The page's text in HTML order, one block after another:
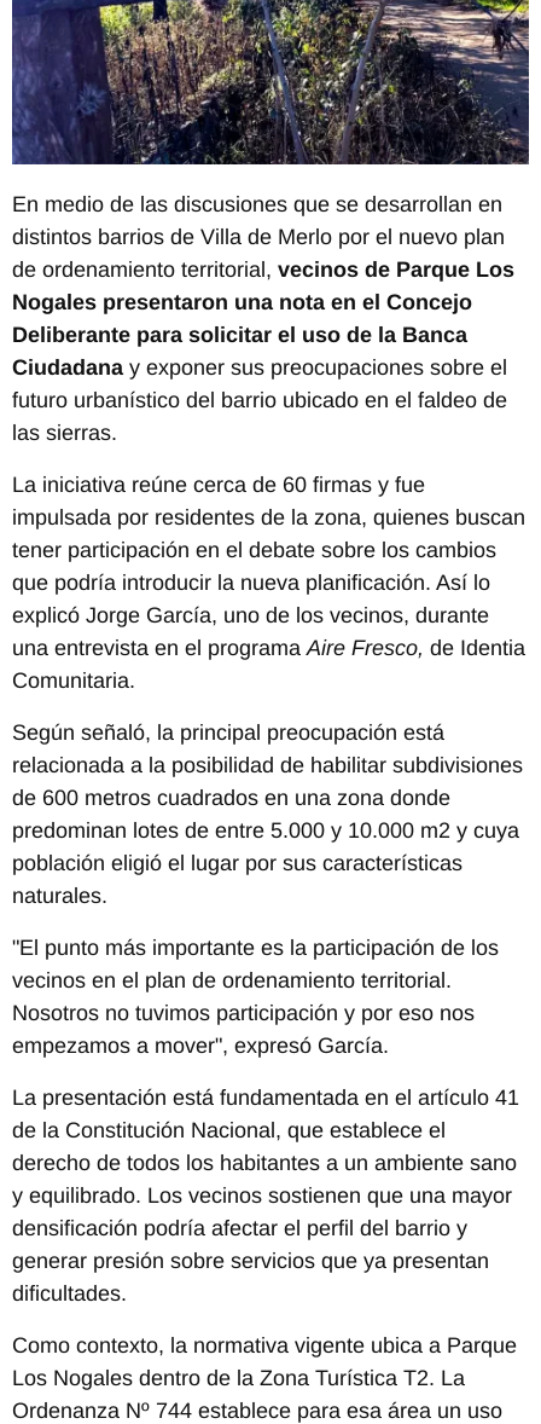
En medio de las discusiones que se desarrollan en
distintos barrios de Villa de Merlo por el nuevo plan
de ordenamiento territorial, vecinos de Parque Los
Nogales presentaron una nota en el Concejo
Deliberante para solicitar el uso de la Banca
Ciudadana y exponer sus preocupaciones sobre el
futuro urbanístico del barrio ubicado en el faldeo de
las sierras.
La iniciativa reúne cerca de 60 firmas y fue
impulsada por residentes de la zona, quienes buscan
tener participación en el debate sobre los cambios
que podría introducir la nueva planificación. Así lo
explicó Jorge García, uno de los vecinos, durante
una entrevista en el programa Aire Fresco, de Identia
Comunitaria.
Según señaló, la principal preocupación está
relacionada a la posibilidad de habilitar subdivisiones
de 600 metros cuadrados en una zona donde
predominan lotes de entre 5.000 y 10.000 m2 y cuya
población eligió el lugar por sus características
naturales.
"El punto más importante es la participación de los
vecinos en el plan de ordenamiento territorial.
Nosotros no tuvimos participación y por eso nos
empezamos a mover", expresó García.
La presentación está fundamentada en el artículo 41
de la Constitución Nacional, que establece el
derecho de todos los habitantes a un ambiente sano
y equilibrado. Los vecinos sostienen que una mayor
densificación podría afectar el perfil del barrio y
generar presión sobre servicios que ya presentan
dificultades.
Como contexto, la normativa vigente ubica a Parque
Los Nogales dentro de la Zona Turística T2. La
Ordenanza Nº 744 establece para esa área un uso